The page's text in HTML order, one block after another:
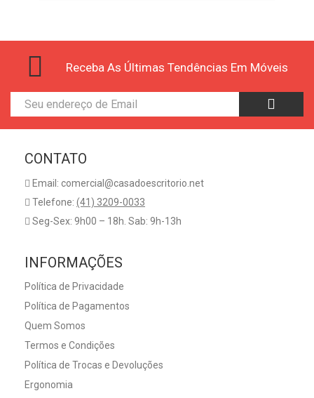
Receba As Últimas Tendências Em Móveis
CONTATO
Email: comercial@casadoescritorio.net
Telefone: (41) 3209-0033
Seg-Sex: 9h00 – 18h. Sab: 9h-13h
INFORMAÇÕES
Política de Privacidade
Política de Pagamentos
Quem Somos
Termos e Condições
Política de Trocas e Devoluções
Ergonomia